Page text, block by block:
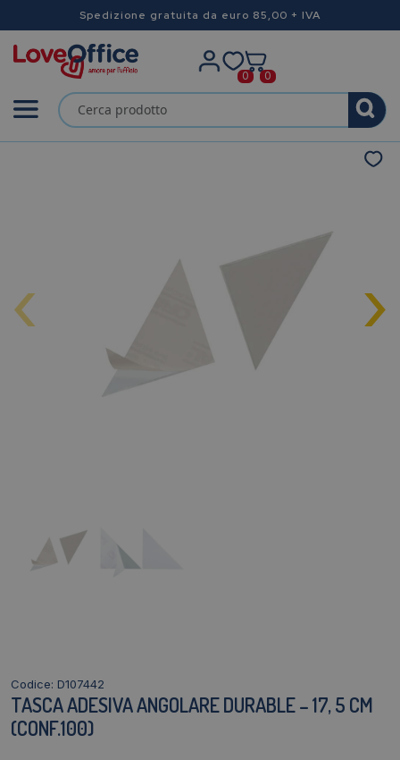
Spedizione gratuita da euro 85,00 + IVA
0 0
‹ ›
Codice: D107442
TASCA ADESIVA ANGOLARE DURABLE – 17, 5 CM
(CONF.100)